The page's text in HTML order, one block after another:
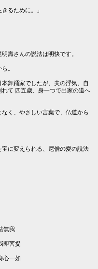
るために。」
壽さんの説法は明快です。
。
舞踊家でしたが、夫の浮気、自
て 四五歳、身一つで出家の道へ
く、やさしい言葉で、仏道から
に変えられる、尼僧の愛の説法
無我
即菩提
心一如